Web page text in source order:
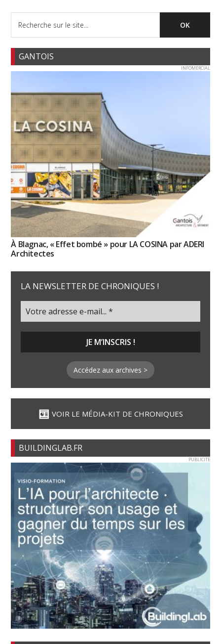
GANTOIS
INFOMERCIAL
À Blagnac, « Effet bombé » pour LA COSINA par ADERI
Architectes
LA NEWSLETTER DE CHRONIQUES !
Accédez aux archives >
VOIR LE MÉDIA-KIT DE CHRONIQUES
BUILDINGLAB.FR
PUBLICITE